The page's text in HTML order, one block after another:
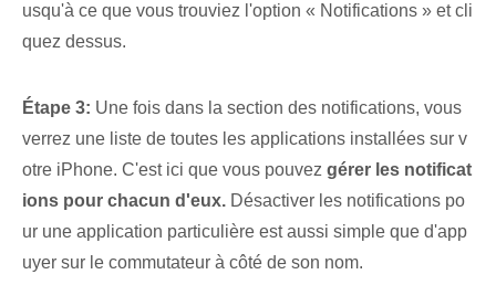
usqu'à ce que vous trouviez l'option « Notifications » et ⁣cli
quez dessus.
Étape 3: Une fois dans la section des notifications, vous
verrez une liste de toutes les applications installées sur v
otre iPhone. C'est ici que vous pouvez gérer les notificat
ions pour chacun d'eux. Désactiver les notifications po
ur une application particulière est aussi simple que d'app
uyer sur le commutateur à côté de son nom.